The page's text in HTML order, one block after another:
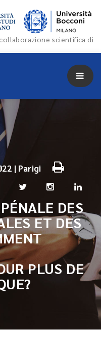
scientifica di
| Parigi
DES
ET DES
PLUS DE